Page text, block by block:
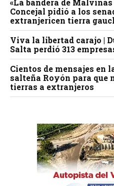
«La bandera de
Concejal pidió a los
extranjericen tierra
Viva la libertad carajo |
Salta perdió 313
Cientos de mensajes en
salteña Royón para que
tierras a extranjeros